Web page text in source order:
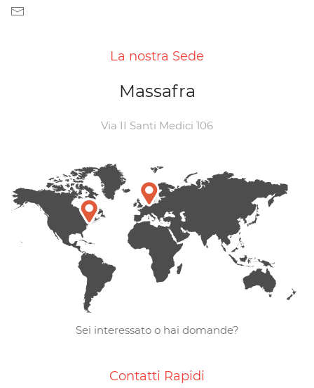
La nostra Sede
Massafra
Via II Santi Medici 106
Sei interessato o hai domande?
Contatti Rapidi